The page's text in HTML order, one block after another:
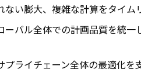
い膨大、複雑な計算をタイム
バル全体での計画品質を統
ライチェーン全体の最適化を